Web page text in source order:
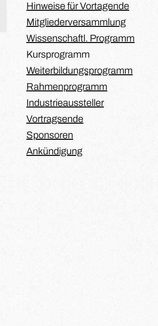
Hinweise für Vortagende
Mitgliederversammlung
Wissenschaftl. Programm
Kursprogramm
Weiterbildungsprogramm
Rahmenprogramm
Industrieaussteller
Vortragsende
Sponsoren
Ankündigung